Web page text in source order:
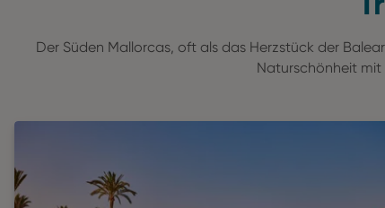
Der Süden Mallorcas, oft als das Herzstück der
Naturschönheit mit